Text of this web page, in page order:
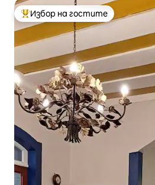
Най-популярен избор на гостите
Избор на гостите